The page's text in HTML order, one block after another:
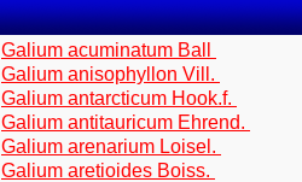
Galium acuminatum Ball
Galium anisophyllon Vill.
Galium antarcticum Hook.f.
Galium antitauricum Ehrend.
Galium arenarium Loisel.
Galium aretioides Boiss.